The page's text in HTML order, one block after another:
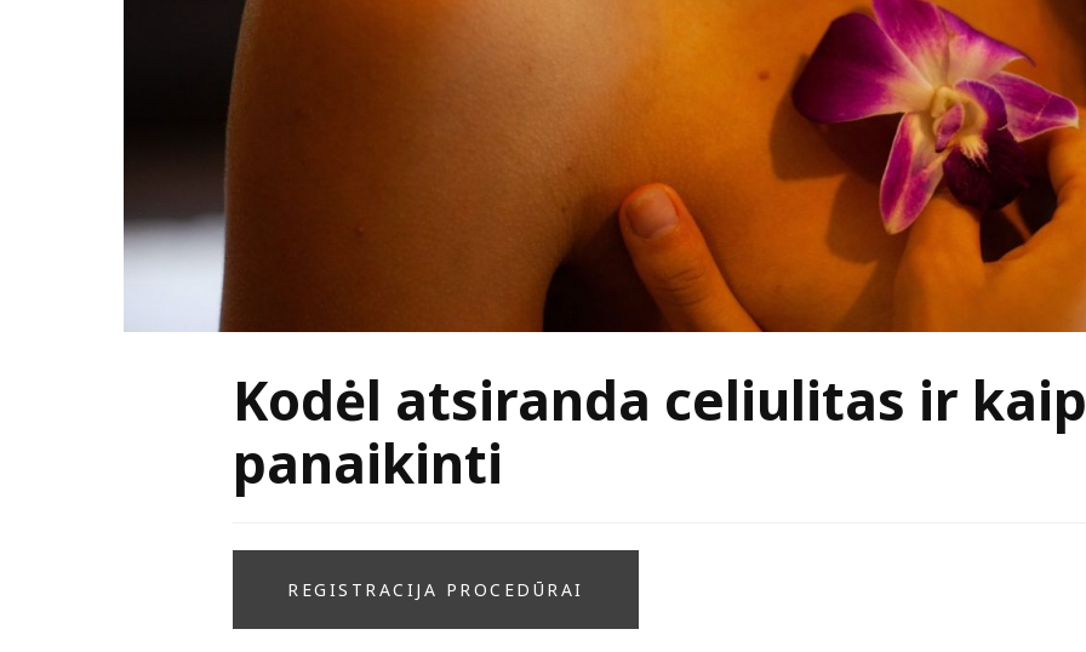
Kodėl atsiranda celiulitas ir
panaikinti
REGISTRACIJA PROCEDŪRAI